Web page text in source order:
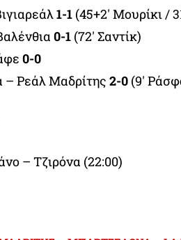
1-1(45+2′ Μουρίκι /
0-1(72′ Σαντίκ)
0-0
Ρεάλ Μαδρίτης 2-0(9′
– Τζιρόνα (22:00)